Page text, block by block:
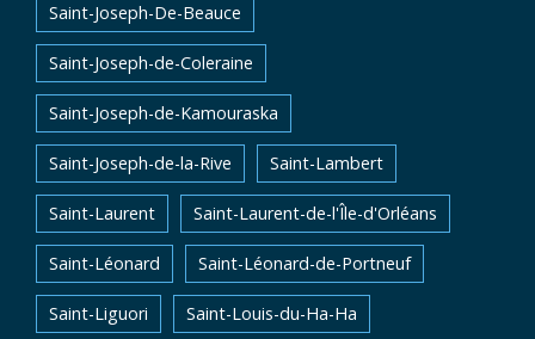
Saint-Joseph-De-Beauce
Saint-Joseph-de-Coleraine
Saint-Joseph-de-Kamouraska
Saint-Joseph-de-la-Rive Saint-Lambert
Saint-Laurent Saint-Laurent-de-l'Île-d'Orléans
Saint-Léonard Saint-Léonard-de-Portneuf
Saint-Liguori Saint-Louis-du-Ha-Ha